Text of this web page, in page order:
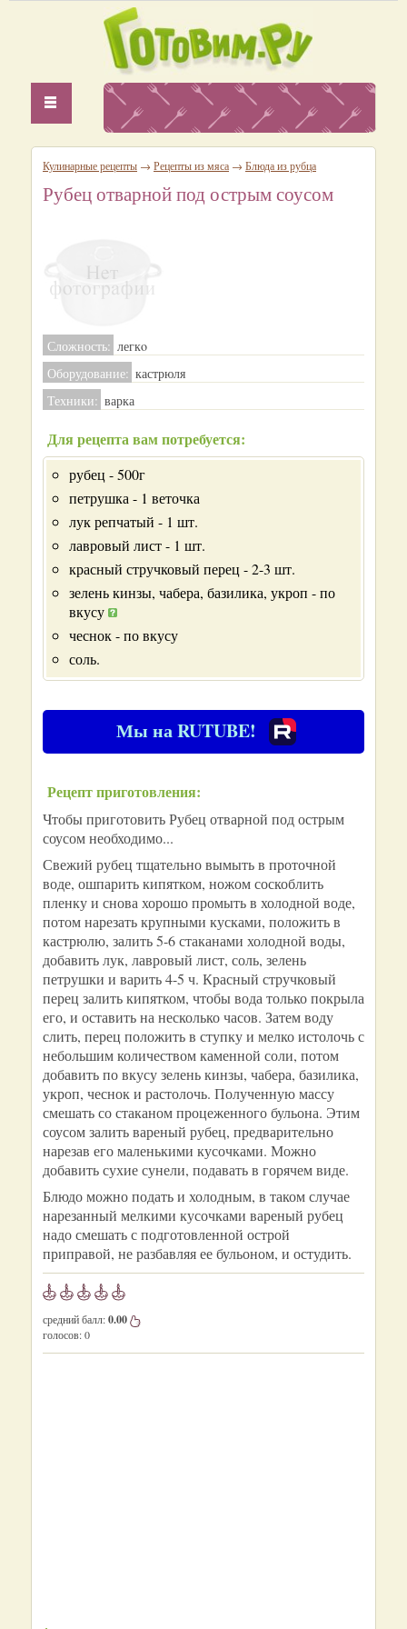
Кулинарные рецепты → Рецепты из мяса → Блюда из рубца
Рубец отварной под острым соусом
Сложность: легкo
Оборудование: кастрюля
Техники: варка
Для рецепта вам потребуется:
рубец - 500г
петрушка - 1 веточка
лук репчатый - 1 шт.
лавровый лист - 1 шт.
красный стручковый перец - 2-3 шт.
зелень кинзы, чабера, базилика, укроп - по
вкусу
чеснок - по вкусу
соль.
Мы на RUTUBE!
Рецепт приготовления:
Чтобы приготовить Рубец отварной под острым
соусом необходимо...
Свежий рубец тщательно вымыть в проточной
воде, ошпарить кипятком, ножом соскоблить
пленку и снова хорошо промыть в холодной воде,
потом нарезать крупными кусками, положить в
кастрюлю, залить 5-6 стаканами холодной воды,
добавить лук, лавровый лист, соль, зелень
петрушки и варить 4-5 ч. Красный стручковый
перец залить кипятком, чтобы вода только покрыла
его, и оставить на несколько часов. Затем воду
слить, перец положить в ступку и мелко истолочь с
небольшим количеством каменной соли, потом
добавить по вкусу зелень кинзы, чабера, базилика,
укроп, чеснок и растолочь. Полученную массу
смешать со стаканом процеженного бульона. Этим
соусом залить вареный рубец, предварительно
нарезав его маленькими кусочками. Можно
добавить сухие сунели, подавать в горячем виде.
Блюдо можно подать и холодным, в таком случае
нарезанный мелкими кусочками вареный рубец
надо смешать с подготовленной острой
приправой, не разбавляя ее бульоном, и остудить.
средний балл:0.00
голосов:0